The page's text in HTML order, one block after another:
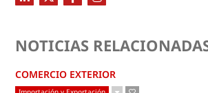
NOTICIAS
COMERCIO EXTERIOR